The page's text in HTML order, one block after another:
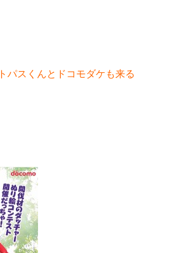
パスくんとドコモダケも来る